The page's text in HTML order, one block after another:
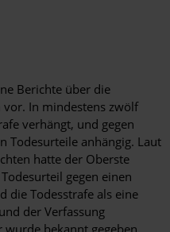
Berichte über die
In mindestens zwölf
verhängt, und gegen
Todesurteile anhängig. Laut
hatte der Oberste
gegen einen
die Todesstrafe als eine
der Verfassung